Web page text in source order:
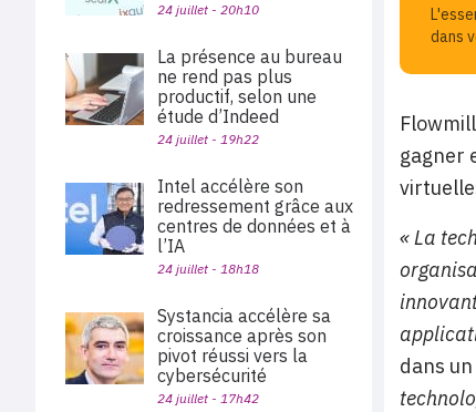
dans
gagner
« La
dans
24 juillet - 20h10
La présence au bureau
ne rend pas plus
productif, selon une
étude d’Indeed
24 juillet - 19h22
Intel accélère son
redressement grâce aux
centres de données et à
l’IA
24 juillet - 18h18
Systancia accélère sa
croissance après son
pivot réussi vers la
cybersécurité
24 juillet - 17h42